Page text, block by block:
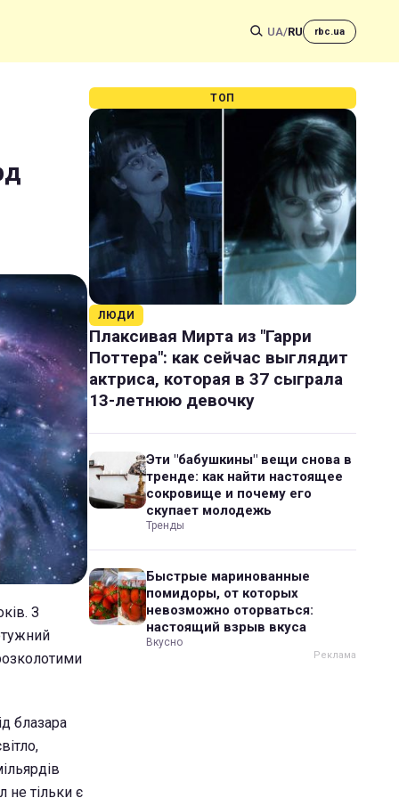
UA/RU rbc.ua
З
блазара
не тільки є
ТОП
ЛЮДИ
Плаксивая Мирта из "Гарри
Поттера": как сейчас выглядит
актриса, которая в 37 сыграла
13-летнюю девочку
Эти "бабушкины" вещи снова в
тренде: как найти настоящее
сокровище и почему его
скупает молодежь
Тренды
Быстрые маринованные
помидоры, от которых
невозможно оторваться:
настоящий взрыв вкуса
Вкусно